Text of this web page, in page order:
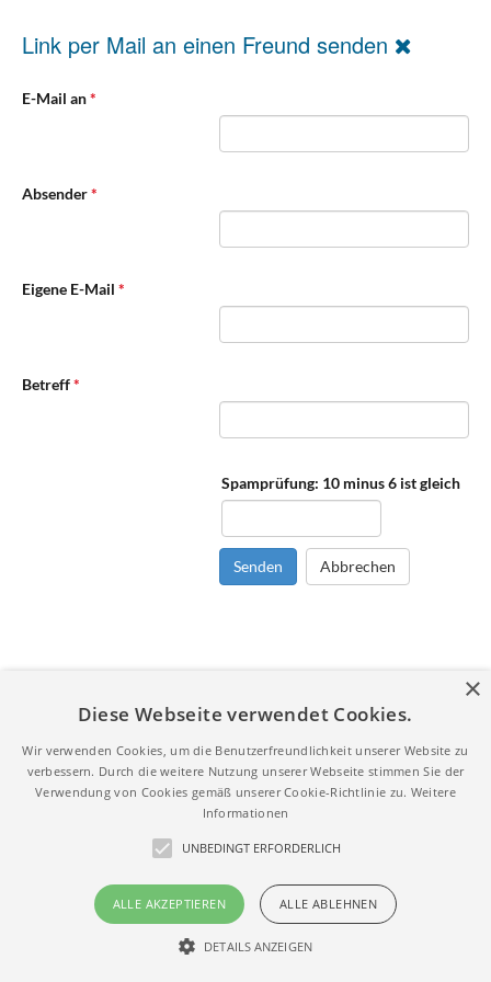
Link per Mail an einen Freund senden
E-Mail an*
Absender*
Eigene E-Mail *
Betreff*
Spamprüfung: 10 minus 6 ist gleich
Senden Abbrechen
×
Diese Webseite verwendet Cookies.
Wir verwenden Cookies, um die Benutzerfreundlichkeit unserer Website zu
verbessern. Durch die weitere Nutzung unserer Webseite stimmen Sie der
Verwendung von Cookies gemäß unserer Cookie-Richtlinie zu. Weitere
Informationen
UNBEDINGT ERFORDERLICH
ALLE AKZEPTIEREN ALLE ABLEHNEN
DETAILS ANZEIGEN